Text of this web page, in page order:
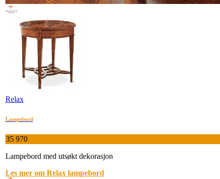
Relax
Lampebord
35 970
Lampebord med utsøkt dekorasjon
Les mer om Relax lampebord